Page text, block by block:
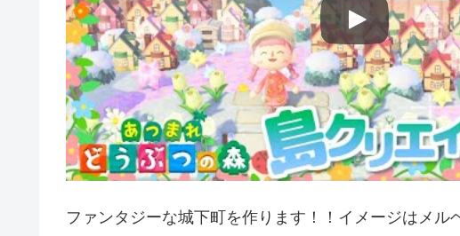
ファンタジーな城下町を作ります！！イメージはメル